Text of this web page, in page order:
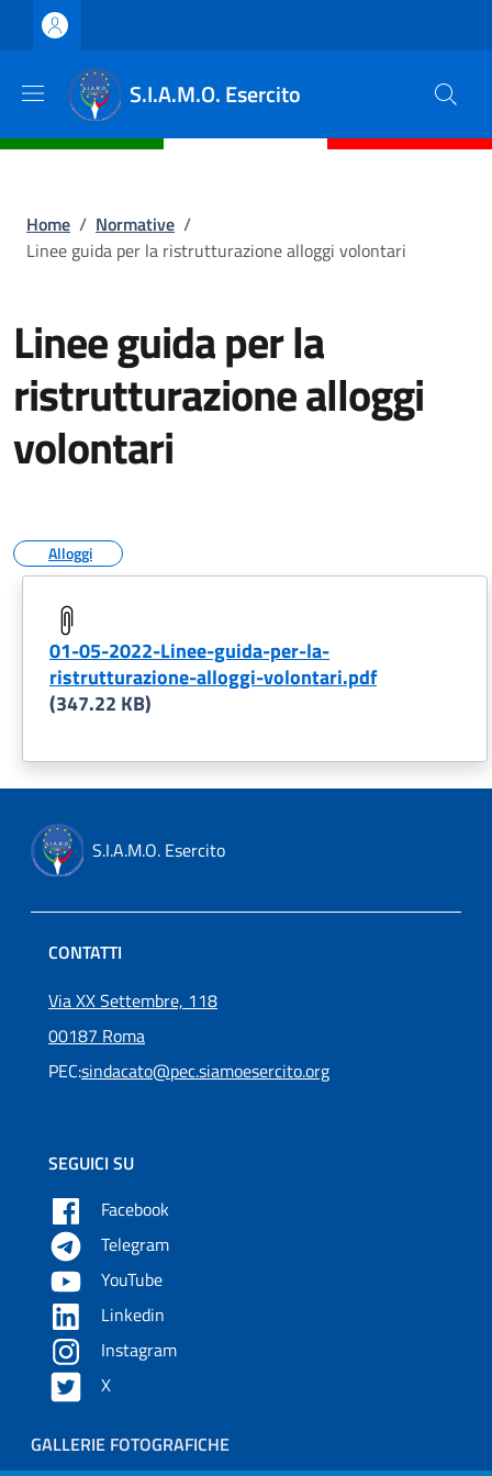
Salta al contenuto principale
Skip to footer content
S.I.A.M.O. Esercito
Briciole di pane
Home / Normative /
Linee guida per la ristrutturazione alloggi volontari
Linee guida per la
ristrutturazione alloggi
volontari
Alloggi
01-05-2022-Linee-guida-per-la-
ristrutturazione-alloggi-volontari.pdf
(347.22 KB)
S.I.A.M.O. Esercito
CONTATTI
Via XX Settembre, 118
00187 Roma
PEC:sindacato@pec.siamoesercito.org
SEGUICI SU
Facebook
Telegram
YouTube
Linkedin
Instagram
X
Piè di pagina
GALLERIE FOTOGRAFICHE